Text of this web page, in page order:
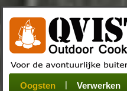
Houtvuur Dutch
Grillplaat & ijzers
Oogsten Verwerken
Sets Stoves